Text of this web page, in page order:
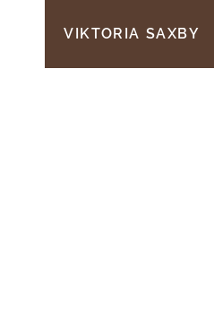
VIKTORIA SAXBY